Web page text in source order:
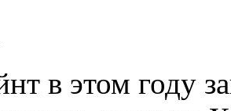
в этом году